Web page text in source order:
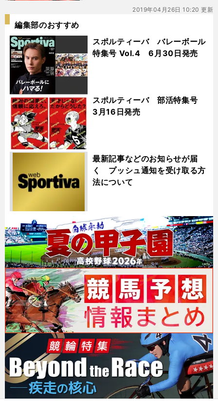
2019年04月26日 10:20 更新
編集部のおすすめ
スポルティーバ バレーボール
特集号 Vol.4 6月30日発売
スポルティーバ 部活特集号
3月16日発売
最新記事などのお知らせが届
く プッシュ通知を受け取る方
法について